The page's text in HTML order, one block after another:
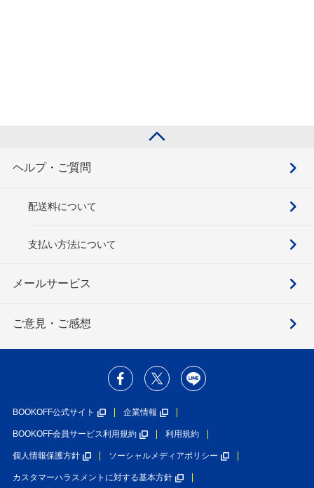
ヘルプ・ご質問
配送料について
支払い方法について
メールサービス
ご意見・ご感想
BOOKOFF公式サイト 企業情報
BOOKOFF会員サービス利用規約 利用規約
個人情報保護方針 ソーシャルメディアポリシー
カスタマーハラスメントに対する基本方針